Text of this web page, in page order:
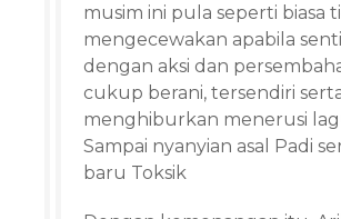
musim ini pula seperti biasa
mengecewakan apabila
dengan aksi dan
cukup berani, tersendiri
menghiburkan menerusi
Sampai nyanyian asal Padi
baru Toksik